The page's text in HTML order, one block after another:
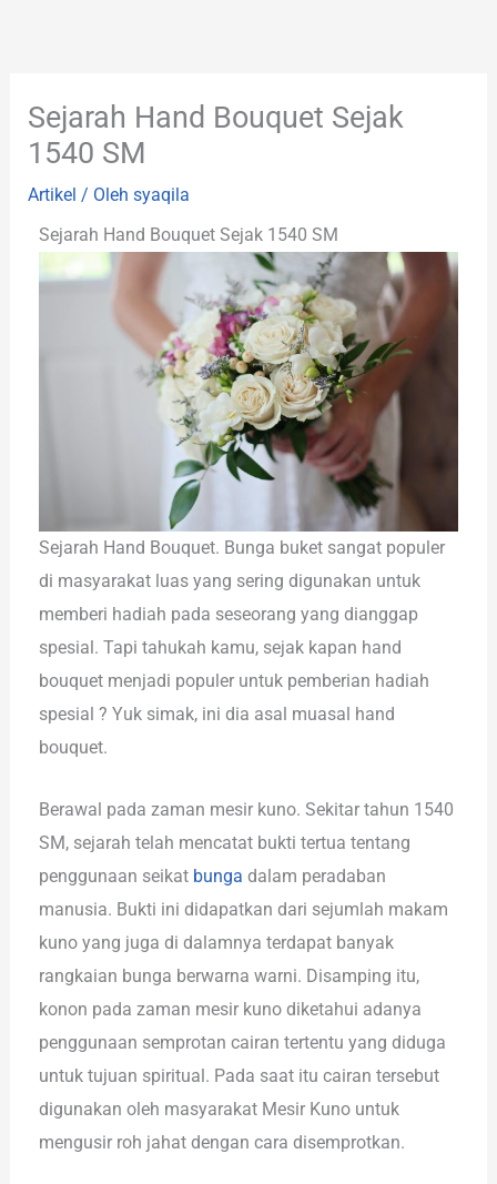
Sejarah Hand Bouquet Sejak
1540 SM
Artikel / Olehsyaqila
Sejarah Hand Bouquet Sejak 1540 SM
Sejarah Hand Bouquet. Bunga buket sangat populer
di masyarakat luas yang sering digunakan untuk
memberi hadiah pada seseorang yang dianggap
spesial. Tapi tahukah kamu, sejak kapan hand
bouquet menjadi populer untuk pemberian hadiah
spesial ? Yuk simak, ini dia asal muasal hand
bouquet.
Berawal pada zaman mesir kuno. Sekitar tahun 1540
SM, sejarah telah mencatat bukti tertua tentang
penggunaan seikat bunga dalam peradaban
manusia. Bukti ini didapatkan dari sejumlah makam
kuno yang juga di dalamnya terdapat banyak
rangkaian bunga berwarna warni. Disamping itu,
konon pada zaman mesir kuno diketahui adanya
penggunaan semprotan cairan tertentu yang diduga
untuk tujuan spiritual. Pada saat itu cairan tersebut
digunakan oleh masyarakat Mesir Kuno untuk
mengusir roh jahat dengan cara disemprotkan.